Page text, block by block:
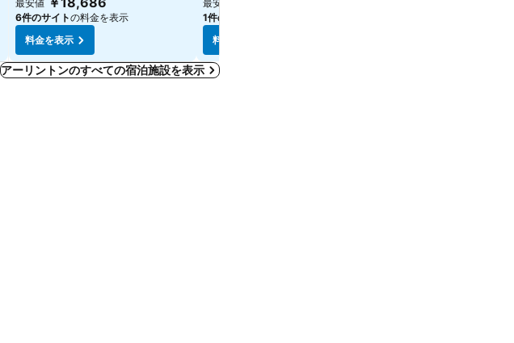
最安値
6件のサイトの料金を表示
料金を表示
最安値
1件のサイト
料金を表示
アーリントンのすべての宿泊施設を表示